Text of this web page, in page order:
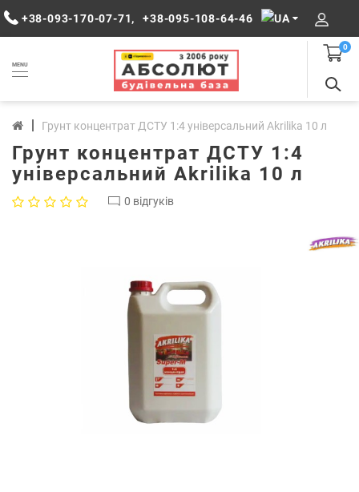
+38-093-170-07-71, +38-095-108-64-46
MENU
0
Грунт концентрат ДСТУ 1:4 універсальний Akrilika 10 л
Грунт концентрат ДСТУ 1:4
універсальний Akrilika 10 л
0 відгуків